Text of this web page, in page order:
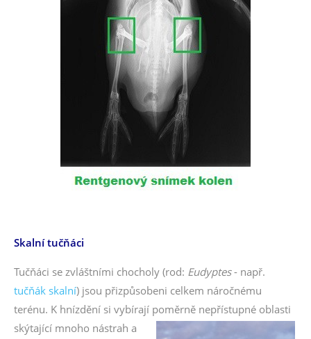
Skalní tučňáci
Tučňáci se zvláštními chocholy (rod: Eudyptes- např.
tučňák skalní) jsou přizpůsobeni celkem náročnému
terénu. K hnízdění si vybírají poměrně nepřístupné oblasti
skýtající mnoho nástrah a